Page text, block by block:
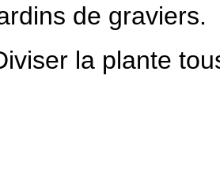
de graviers.
la plante